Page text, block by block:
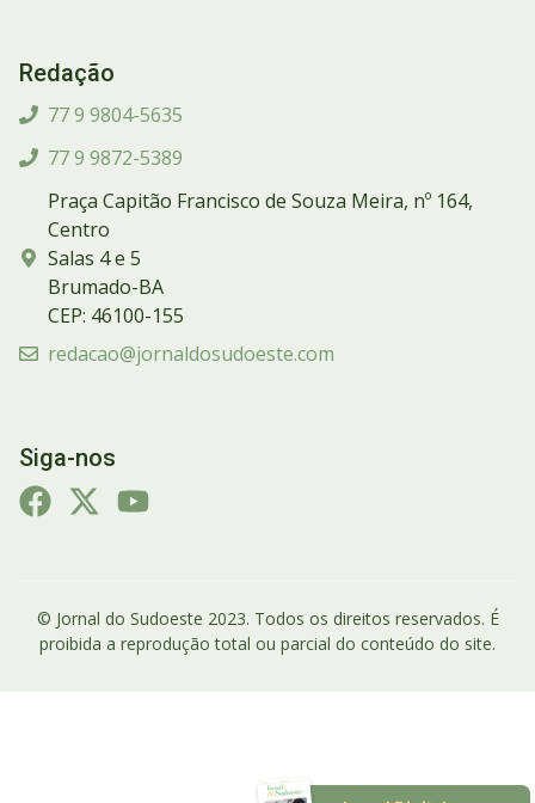
Redação
77 9 9804-5635
77 9 9872-5389
Praça Capitão Francisco de Souza Meira, nº 164,
Centro
Salas 4 e 5
Brumado-BA
CEP: 46100-155
redacao@jornaldosudoeste.com
Siga-nos
© Jornal do Sudoeste 2023. Todos os direitos reservados. É
proibida a reprodução total ou parcial do conteúdo do site.